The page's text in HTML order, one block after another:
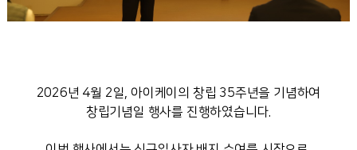
2026년 4월 2일, 아이케이의 창립 35주년을 기념하여
창립기념일 행사를 진행하였습니다.